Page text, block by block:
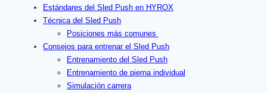
Estándares del Sled Push en HYROX
Técnica del Sled Push
Posiciones más comunes
Consejos para entrenar el Sled Push
Entrenamiento del Sled Push
Entrenamiento de pierna individual
Simulación carrera